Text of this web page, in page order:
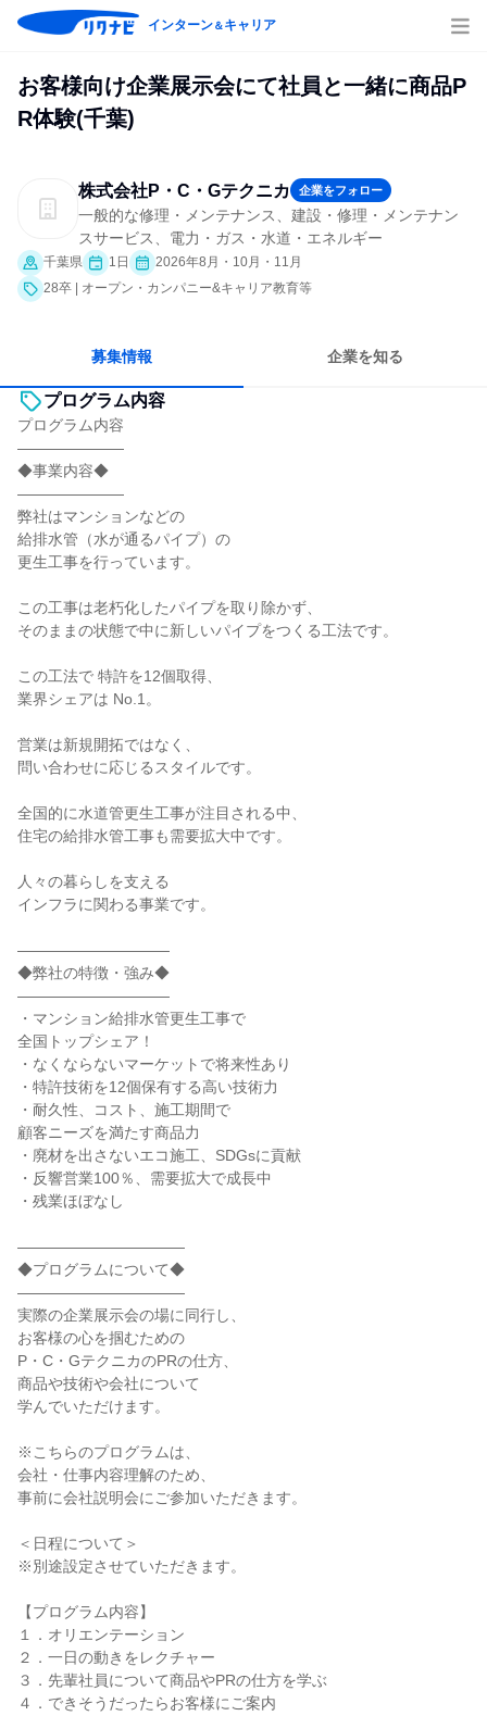
インターン＆キャリア
お客様向け企業展示会にて社員と一緒に商品P
R体験(千葉)
株式会社P・C・Gテクニカ 企業をフォロー
一般的な修理・メンテナンス、建設・修理・メンテナン
スサービス、電力・ガス・水道・エネルギー
千葉県 1日
2026年8月・10月・11月
28卒 | オープン・カンパニー&キャリア教育等
募集情報 企業を知る
プログラム内容
プログラム内容
―――――――
◆事業内容◆
―――――――
弊社はマンションなどの
給排水管（⽔が通るパイプ）の
更生工事を行っています。
この工事は老朽化したパイプを取り除かず、
そのままの状態で中に新しいパイプをつくる工法です。
この工法で 特許を12個取得、
業界シェアは No.1。
営業は新規開拓ではなく、
問い合わせに応じるスタイルです。
全国的に水道管更生工事が注目される中、
住宅の給排水管工事も需要拡大中です。
人々の暮らしを支える
インフラに関わる事業です。
――――――――――
◆弊社の特徴・強み◆
――――――――――
・マンション給排水管更生工事で
全国トップシェア！
・なくならないマーケットで将来性あり
・特許技術を12個保有する高い技術力
・耐久性、コスト、施工期間で
顧客ニーズを満たす商品力
・廃材を出さないエコ施工、SDGsに貢献
・反響営業100％、需要拡大で成長中
・残業ほぼなし
―――――――――――
◆プログラムについて◆
―――――――――――
実際の企業展示会の場に同行し、
お客様の心を掴むための
P・C・GテクニカのPRの仕方、
商品や技術や会社について
学んでいただけます。
※こちらのプログラムは、
会社・仕事内容理解のため、
事前に会社説明会にご参加いただきます。
＜日程について＞
※別途設定させていただきます。
【プログラム内容】
１．オリエンテーション
２．一日の動きをレクチャー
３．先輩社員について商品やPRの仕方を学ぶ
４．できそうだったらお客様にご案内